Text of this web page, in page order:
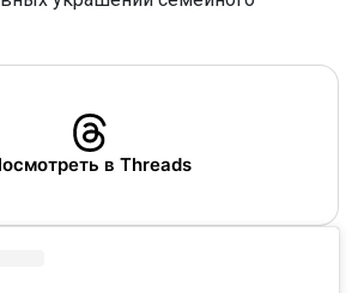
в Threads